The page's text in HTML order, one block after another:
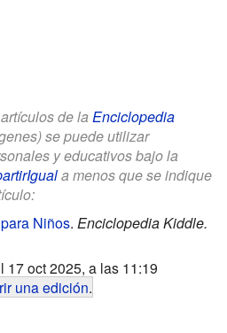
de la Enciclopedia
se puede utilizar
y educativos bajo la
a menos que se indique
Niños. Enciclopedia Kiddle.
17 oct 2025, a las 11:19
una edición.